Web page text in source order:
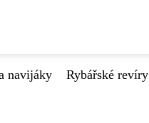
navijáky Rybářské revíry